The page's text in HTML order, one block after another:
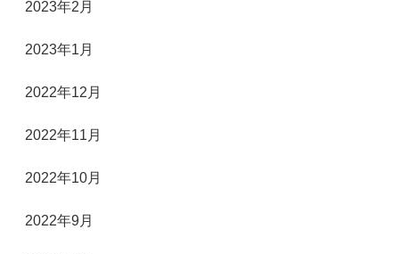
2023年2月
2023年1月
2022年12月
2022年11月
2022年10月
2022年9月